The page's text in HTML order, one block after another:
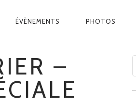
ÉVÈNEMENTS PHOTOS
–